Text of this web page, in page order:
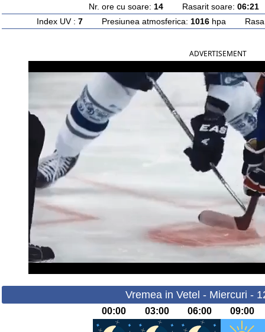
Nr. ore cu soare: 14Rasarit soare: 06:21
Index UV : 7Presiunea atmosferica: 1016hpa
ADVERTISEMENT
Vremea in Vetel - Miercuri -
00:00 03:00 06:00 09:00